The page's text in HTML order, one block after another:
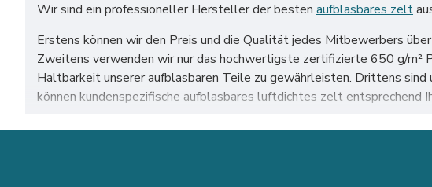
Wir sind ein professioneller Hersteller der besten aufblasbares zelt
Erstens können wir den Preis und die Qualität jedes Mitbewerbers
Zweitens verwenden wir nur das hochwertigste zertifizierte 650 g/m²
Haltbarkeit unserer aufblasbaren Teile zu gewährleisten. Drittens
können kundenspezifische aufblasbares luftdichtes zelt entsprechend
Unser aufblasbares luftdichtes zelt zum Verkauf auf der ganzen Welt,